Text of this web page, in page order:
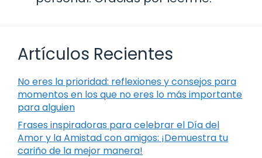
Artículos Recientes
No eres la prioridad: reflexiones y consejos para
momentos en los que no eres lo más importante
para alguien
Frases inspiradoras para celebrar el Día del
Amor y la Amistad con amigos: ¡Demuestra tu
cariño de la mejor manera!